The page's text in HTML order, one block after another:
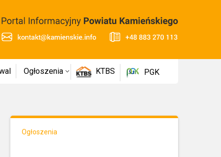
Ogłoszenia KTBS PGK
Ogłoszenia